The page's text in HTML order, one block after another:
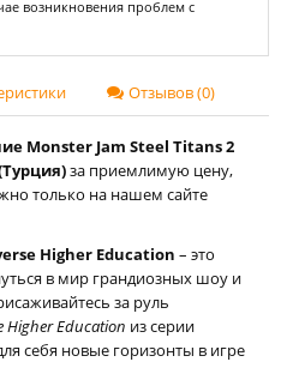
возникновения проблем с
Отзывов (0)
Monster Jam Steel Titans 2
за приемлимую цену,
только на нашем сайте
Higher Education – это
в мир грандиозных шоу и
за руль
Higher Education из серии
себя новые горизонты в игре